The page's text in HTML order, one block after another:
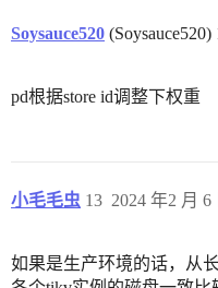
Soysauce520 (Soysauce520)
pd根据store id调整下权重
小毛毛虫 2024 年2 月 6
13
如果是生产环境的话，从